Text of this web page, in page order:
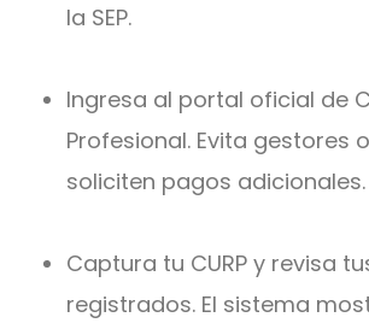
la SEP.
Ingresa al portal oficial de
Profesional. Evita gestores
soliciten pagos adicionales.
Captura tu CURP y revisa
registrados. El sistema